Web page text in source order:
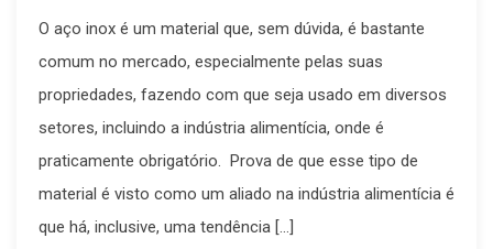
O aço inox é um material que, sem dúvida, é bastante
comum no mercado, especialmente pelas suas
propriedades, fazendo com que seja usado em diversos
setores, incluindo a indústria alimentícia, onde é
praticamente obrigatório. Prova de que esse tipo de
material é visto como um aliado na indústria alimentícia é
que há, inclusive, uma tendência […]